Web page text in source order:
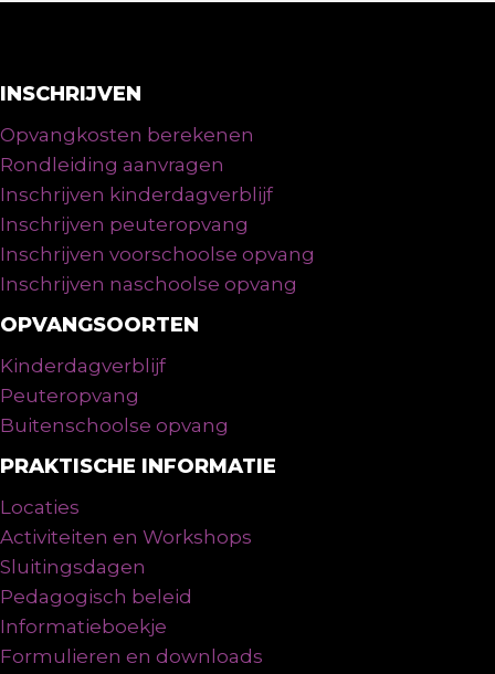
INSCHRIJVEN
Opvangkosten berekenen
Rondleiding aanvragen
Inschrijven kinderdagverblijf
Inschrijven peuteropvang
Inschrijven voorschoolse opvang
Inschrijven naschoolse opvang
OPVANGSOORTEN
Kinderdagverblijf
Peuteropvang
Buitenschoolse opvang
PRAKTISCHE INFORMATIE
Locaties
Activiteiten en Workshops
Sluitingsdagen
Pedagogisch beleid
Informatieboekje
Formulieren en downloads